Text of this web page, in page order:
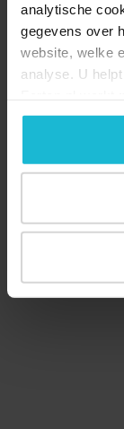
analytische
gegevens over
website, welke
analyse. U
geen
de knoppen
©